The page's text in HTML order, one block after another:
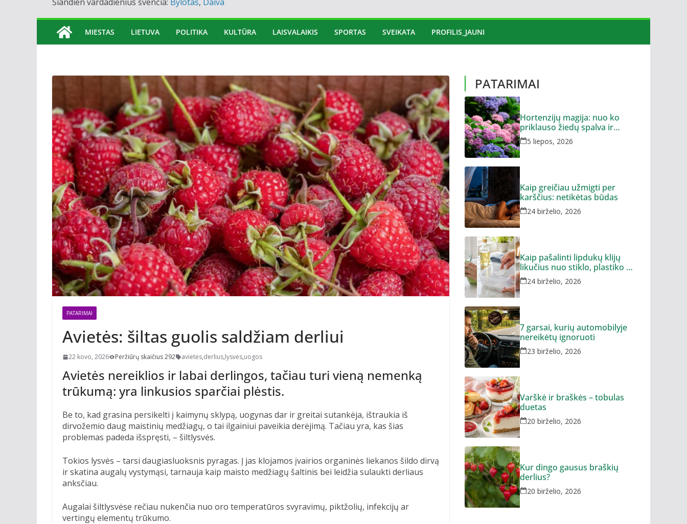
MIESTAS LIETUVA POLITIKA KULTŪRA LAISVALAIKIS SPORTAS SVEIKATA PROFILIS_JAUNI
PATARIMAI
Avietės: šiltas guolis saldžiam derliui
22 kovo, 2026 Peržiūrų skaičius 292 avietės,derlius,lysvės,uogos
Avietės nereiklios ir labai derlingos, tačiau turi vieną nemenką
trūkumą: yra linkusios sparčiai plėstis.
Be to, kad grasina persikelti į kaimynų sklypą, uogynas dar ir greitai sutankėja, ištraukia iš
dirvožemio daug maistinių medžiagų, o tai ilgainiui paveikia derėjimą. Tačiau yra, kas šias
problemas padeda išspręsti, – šiltlysvės.
Tokios lysvės – tarsi daugiasluoksnis pyragas. Į jas klojamos įvairios organinės liekanos šildo dirvą
ir skatina augalų vystymąsi, tarnauja kaip maisto medžiagų šaltinis bei leidžia sulaukti derliaus
anksčiau.
Augalai šiltlysvėse rečiau nukenčia nuo oro temperatūros svyravimų, piktžolių, infekcijų ar
vertingų elementų trūkumo.
PATARIMAI
Hortenzijų magija: nuo ko
priklauso žiedų spalva ir
dydis?
5 liepos, 2026
Kaip greičiau užmigti per
karščius: netikėtas būdas
24 birželio, 2026
Kaip pašalinti lipdukų klijų
likučius nuo stiklo, plastiko ar
metalo
24 birželio, 2026
7 garsai, kurių automobilyje
nereikėtų ignoruoti
23 birželio, 2026
Varškė ir braškės – tobulas
duetas
20 birželio, 2026
Kur dingo gausus braškių
derlius?
20 birželio, 2026